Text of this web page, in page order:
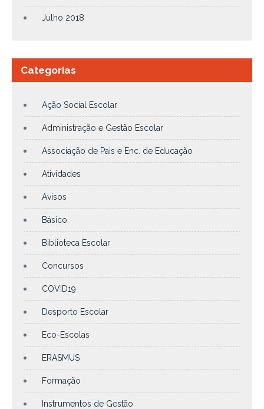
Julho 2018
Categorias
Ação Social Escolar
Administração e Gestão Escolar
Associação de Pais e Enc. de Educação
Atividades
Avisos
Básico
Biblioteca Escolar
Concursos
COVID19
Desporto Escolar
Eco-Escolas
ERASMUS
Formação
Instrumentos de Gestão